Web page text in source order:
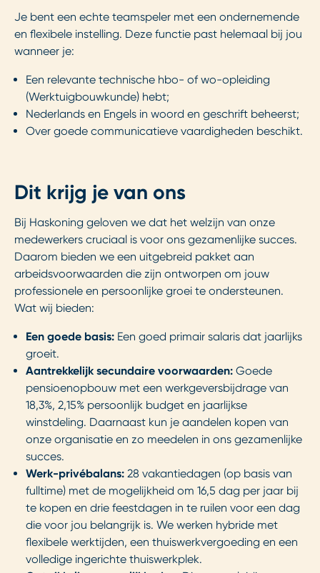
Je bent een echte teamspeler met een ondernemende
en flexibele instelling. Deze functie past helemaal bij jou
wanneer je:
Een relevante technische hbo- of wo-opleiding
(Werktuigbouwkunde) hebt;
Nederlands en Engels in woord en geschrift beheerst;
Over goede communicatieve vaardigheden beschikt.
Dit krijg je van ons
Bij Haskoning geloven we dat het welzijn van onze
medewerkers cruciaal is voor ons gezamenlijke succes.
Daarom bieden we een uitgebreid pakket aan
arbeidsvoorwaarden die zijn ontworpen om jouw
professionele en persoonlijke groei te ondersteunen.
Wat wij bieden:
Een goede basis: Een goed primair salaris dat jaarlijks
groeit.
Aantrekkelijk secundaire voorwaarden: Goede
pensioenopbouw met een werkgeversbijdrage van
18,3%, 2,15% persoonlijk budget en jaarlijkse
winstdeling. Daarnaast kun je aandelen kopen van
onze organisatie en zo meedelen in ons gezamenlijke
succes.
Werk-privébalans: 28 vakantiedagen (op basis van
fulltime) met de mogelijkheid om 16,5 dag per jaar bij
te kopen en drie feestdagen in te ruilen voor een dag
die voor jou belangrijk is. We werken hybride met
flexibele werktijden, een thuiswerkvergoeding en een
volledige ingerichte thuiswerkplek.